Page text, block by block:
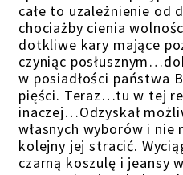
całe to uzależnienie od
chociażby cienia
dotkliwe kary mające
czyniąc
w posiadłości państwa
pięści. Teraz…tu w tej
inaczej…Odzyskał
własnych wyborów i nie
kolejny jej stracić.
czarną koszulę i jeansy